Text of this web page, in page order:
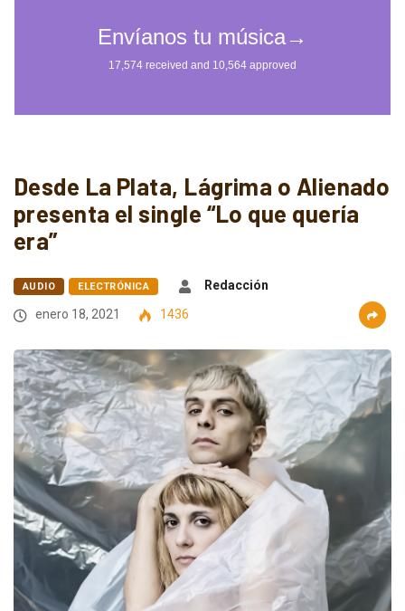
Desde La Plata, Lágrima o Alienado
presenta el single “Lo que quería
era”
AUDIO ELECTRÓNICA
Redacción
enero 18, 2021
1436